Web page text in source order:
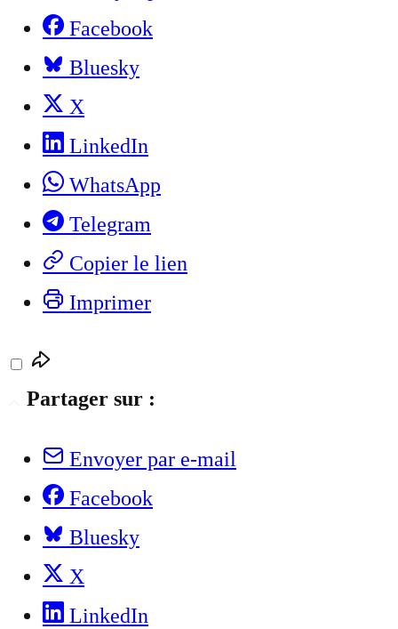
Facebook
Bluesky
X
LinkedIn
WhatsApp
Telegram
Copier le lien
Imprimer
Partager sur :
Envoyer par e-mail
Facebook
Bluesky
X
LinkedIn